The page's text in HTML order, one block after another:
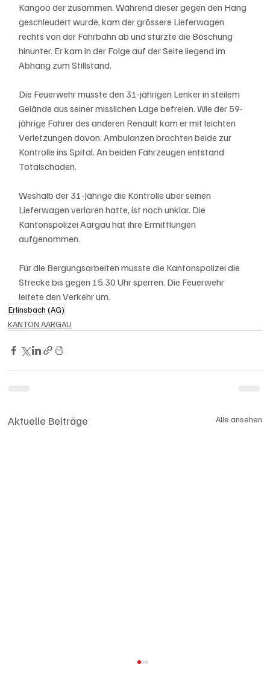
Kangoo der zusammen. Während dieser gegen den Hang
geschleudert wurde, kam der grössere Lieferwagen
rechts von der Fahrbahn ab und stürzte die Böschung
hinunter. Er kam in der Folge auf der Seite liegend im
Abhang zum Stillstand.
Die Feuerwehr musste den 31-jährigen Lenker in steilem
Gelände aus seiner misslichen Lage befreien. Wie der 59-
jährige Fahrer des anderen Renault kam er mit leichten
Verletzungen davon. Ambulanzen brachten beide zur
Kontrolle ins Spital. An beiden Fahrzeugen entstand
Totalschaden.
Weshalb der 31-Jährige die Kontrolle über seinen
Lieferwagen verloren hatte, ist noch unklar. Die
Kantonspolizei Aargau hat ihre Ermittlungen
aufgenommen.
Für die Bergungsarbeiten musste die Kantonspolizei die
Strecke bis gegen 15.30 Uhr sperren. Die Feuerwehr
leitete den Verkehr um.
Erlinsbach (AG)
KANTON AARGAU
Aktuelle Beiträge Alle ansehen